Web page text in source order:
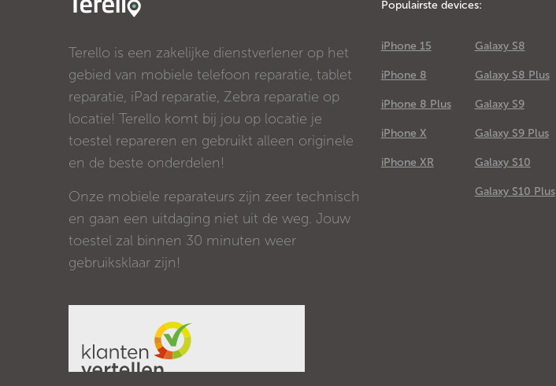
Terello is een zakelijke dienstverlener op het
gebied van mobiele telefoon reparatie, tablet
reparatie, iPad reparatie, Zebra reparatie op
locatie! Terello komt bij jou op locatie je
toestel repareren en gebruikt alleen originele
en de beste onderdelen!
Onze mobiele reparateurs zijn zeer technisch
en gaan een uitdaging niet uit de weg. Jouw
toestel zal binnen 30 minuten weer
gebruiksklaar zijn!
Populairste devices:
iPhone 15
iPhone 8
iPhone 8 Plus
iPhone X
iPhone XR
Galaxy S8
Galaxy S8 Plus
Galaxy S9
Galaxy S9 Plus
Galaxy S10
Galaxy S10 Plus